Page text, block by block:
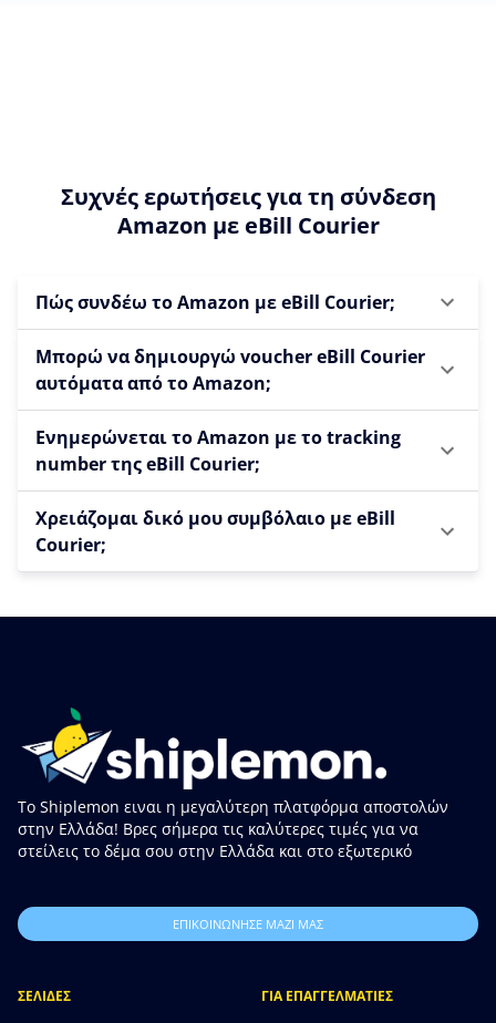
Συχνές ερωτήσεις για τη σύνδεση
Amazon με eBill Courier
Πώς συνδέω το Amazon με eBill Courier;
Μπορώ να δημιουργώ voucher eBill Courier
αυτόματα από το Amazon;
Ενημερώνεται το Amazon με το tracking
number της eBill Courier;
Χρειάζομαι δικό μου συμβόλαιο με eBill
Courier;
Το Shiplemon ειναι η μεγαλύτερη πλατφόρμα αποστολών
στην Ελλάδα! Βρες σήμερα τις καλύτερες τιμές για να
στείλεις το δέμα σου στην Ελλάδα και στο εξωτερικό
ΕΠΙΚΟΙΝΩΝΗΣΕ ΜΑΖΙ ΜΑΣ
ΣΕΛΙΔΕΣ ΓΙΑ ΕΠΑΓΓΕΛΜΑΤΙΕΣ